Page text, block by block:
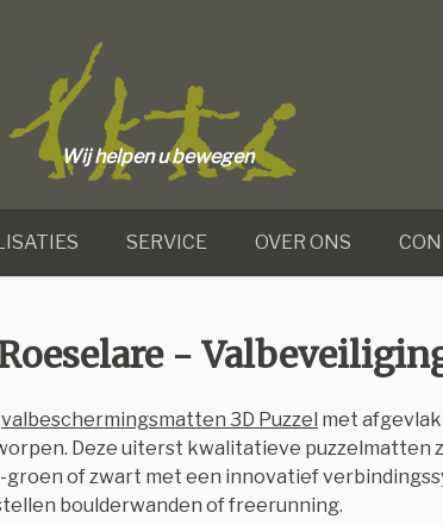
Wij helpen u bewegen
SERVICE OVER ONS
-
valbeschermingsmatten 3D Puzzel met
Deze uiterst kwalitatieve puzzelmatten
of zwart met een innovatief
boulderwanden of freerunning.